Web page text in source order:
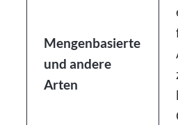
Mengenbasierte
und andere
Arten